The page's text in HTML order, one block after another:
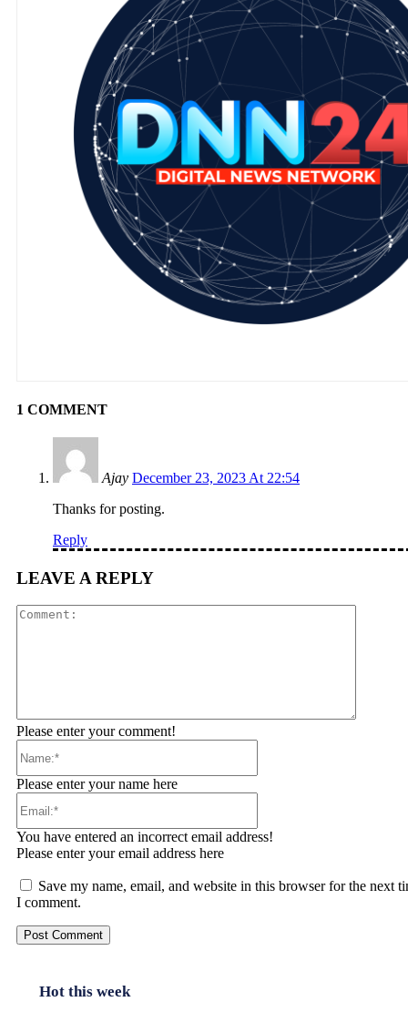
1 COMMENT
Ajay December 23, 2023 At 22:54
Thanks for posting.
Reply
LEAVE A REPLY
Please enter your comment!
Please enter your name here
You have entered an incorrect email address!
Please enter your email address here
Save my name, email, and website in this browser for the next
I comment.
Hot this week